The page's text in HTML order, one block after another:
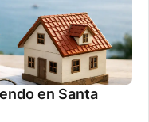
en Santa